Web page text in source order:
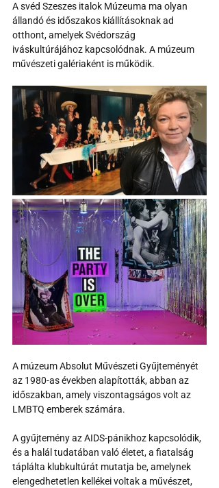
A svéd Szeszes italok Múzeuma ma olyan
állandó és időszakos kiállításoknak ad
otthont, amelyek Svédország
iváskultúrájához kapcsolódnak. A múzeum
művészeti galériaként is működik.
A múzeum Absolut Művészeti Gyűjteményét
az 1980-as években alapították, abban az
időszakban, amely viszontagságos volt az
LMBTQ emberek számára.
A gyűjtemény az AIDS-pánikhoz kapcsolódik,
és a halál tudatában való életet, a fiatalság
táplálta klubkultúrát mutatja be, amelynek
elengedhetetlen kellékei voltak a művészet,